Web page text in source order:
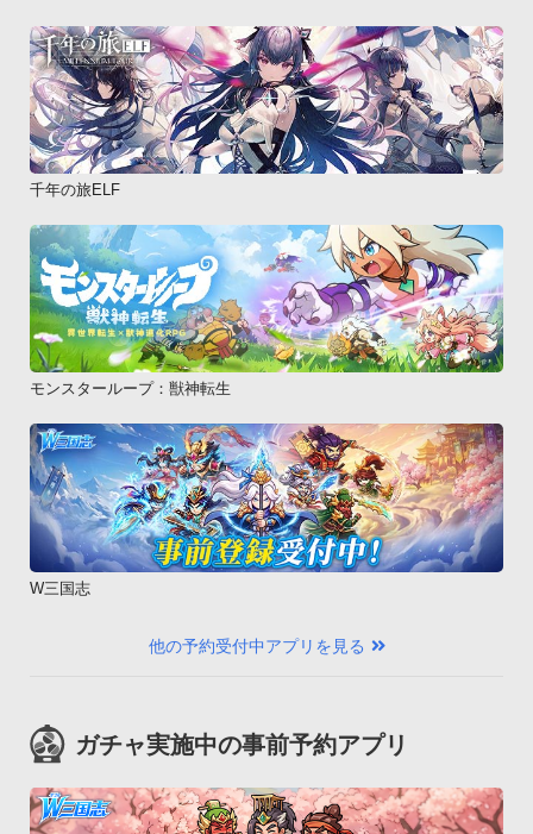
千年の旅ELF
モンスターループ：獣神転生
W三国志
他の予約受付中アプリを見る
ガチャ実施中の事前予約アプリ